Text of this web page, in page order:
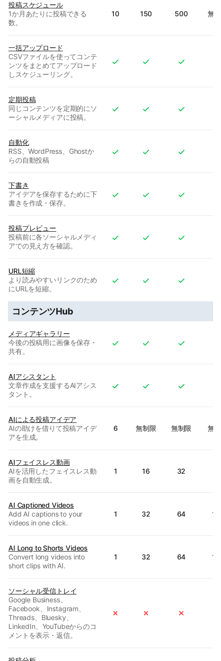
投稿スケジュール
1か月あたりに投稿できる
数。
10 150 500 無
一括アップロード
CSVファイルを使ってコンテ
ンツをまとめてアップロード
しスケジューリング。
定期投稿
同じコンテンツを定期的にソ
ーシャルメディアに投稿。
自動化
RSS、WordPress、Ghostか
らの自動投稿
下書き
アイデアを保存するために下
書きを作成・保存。
投稿プレビュー
投稿前に各ソーシャルメディ
アでの見え方を確認。
URL短縮
より読みやすいリンクのため
にURLを短縮。
コンテンツHub
メディアギャラリー
今後の投稿用に画像を保存・
共有。
AIアシスタント
文章作成を支援するAIアシス
タント。
AIによる投稿アイデア
AIの助けを借りて投稿アイデ
アを生成。
6 無制限 無制限 無
AIフェイスレス動画
AIを活用したフェイスレス動
画を自動生成。
1 16 32
AI Captioned Videos
Add AI captions to your
videos in one click.
1 32 64
AI Long to Shorts Videos
Convert long videos into
short clips with AI.
1 32 64
ソーシャル受信トレイ
Google Business、
Facebook、Instagram、
Threads、Bluesky、
LinkedIn、YouTubeからのコ
メントを表示・返信。